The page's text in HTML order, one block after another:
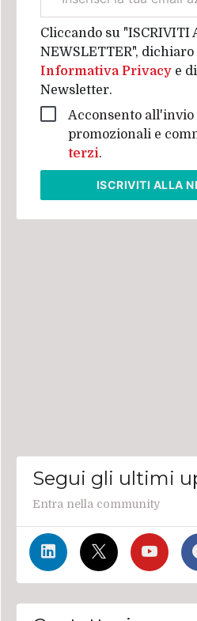
aziendale
Cliccando su "ISCRIVITI
NEWSLETTER",
Informativa Privacy e
Newsletter.
Acconsento
promozionali e
terzi.
ISCRIVITI ALLA
Segui gli ultimi
Entra nella community